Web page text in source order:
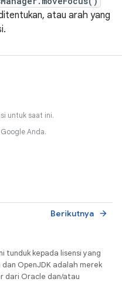
atau arah yang
untuk saat ini.
Google Anda.
Berikutnya arrow_forward
tunduk kepada lisensi yang
dan OpenJDK adalah merek
dari Oracle dan/atau